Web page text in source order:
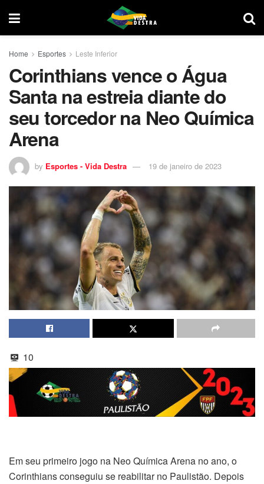
Home Esportes Leste Inferior
Corinthians vence o Água
Santa na estreia diante do
seu torcedor na Neo Química
Arena
by Esportes - Vida Destra 19 de janeiro de 2023
10
Em seu primeiro jogo na Neo Química Arena no ano, o
Corinthians conseguiu se reabilitar no Paulistão. Depois